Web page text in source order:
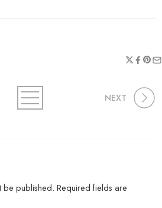
NEXT
be published. Required fields are